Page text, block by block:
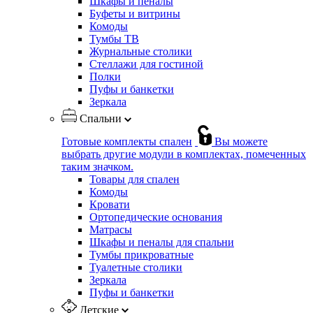
Буфеты и витрины
Комоды
Тумбы ТВ
Журнальные столики
Стеллажи для гостиной
Полки
Пуфы и банкетки
Зеркала
Спальни
Готовые комплекты спален
Вы можете
выбрать другие модули в комплектах, помеченных
таким значком.
Товары для спален
Комоды
Кровати
Ортопедические основания
Матрасы
Шкафы и пеналы для спальни
Тумбы прикроватные
Туалетные столики
Зеркала
Пуфы и банкетки
Детские